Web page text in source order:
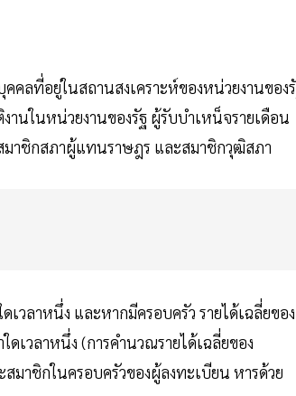
ลที่อยู่ในสถานสงเคราะห์ของหน่วยงานของ
นในหน่วยงานของรัฐ ผู้รับบำเหน็จรายเดือน
มาชิกสภาผู้แทนราษฎร และสมาชิกวุฒิสภา
วลาหนึ่ง และหากมีครอบครัว รายได้เฉลี่ยของ
เวลาหนึ่ง (การคำนวณรายได้เฉลี่ยของ
มาชิกในครอบครัวของผู้ลงทะเบียน หารด้วย